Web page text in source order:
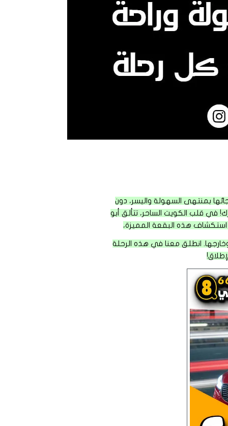
بمنتهى السهولة واليسر، دون
في قلب الكويت الساحر، تتألق أبو
استكشاف هذه البقعة المميزة،
انطلق معنا في هذه الرحلة